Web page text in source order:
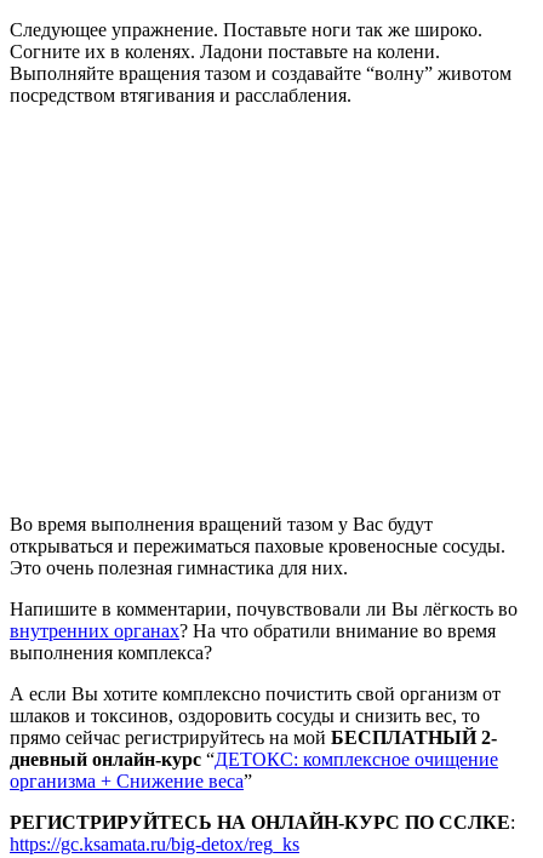
Следующее упражнение. Поставьте ноги так же широко.
Согните их в коленях. Ладони поставьте на колени.
Выполняйте вращения тазом и создавайте “волну” животом
посредством втягивания и расслабления.
Во время выполнения вращений тазом у Вас будут
открываться и пережиматься паховые кровеносные сосуды.
Это очень полезная гимнастика для них.
Напишите в комментарии, почувствовали ли Вы лёгкость во
внутренних органах? На что обратили внимание во время
выполнения комплекса?
А если Вы хотите комплексно почистить свой организм от
шлаков и токсинов, оздоровить сосуды и снизить вес, то
прямо сейчас регистрируйтесь на мой БЕСПЛАТНЫЙ 2-
дневный онлайн-курс “ДЕТОКС: комплексное очищение
организма + Снижение веса”
РЕГИСТРИРУЙТЕСЬ НА ОНЛАЙН-КУРС ПО ССЛКЕ:
https://gc.ksamata.ru/big-detox/reg_ks